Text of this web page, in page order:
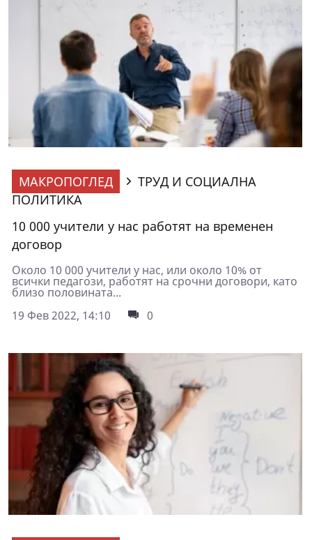
МАКРОПОГЛЕД
ТРУД И СОЦИАЛНА
ПОЛИТИКА
10 000 учители у нас работят на временен
договор
Около 10 000 учители у нас, или около 10% от
всички педагози, работят на срочни договори, като
близо половината...
19 Фев 2022, 14:10
0